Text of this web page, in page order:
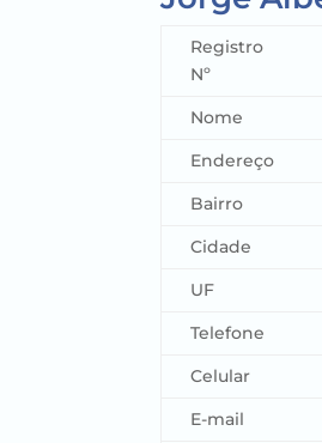
Registro
Nº
Nome
Endereço
Bairro
Cidade
UF
Telefone
Celular
E-mail